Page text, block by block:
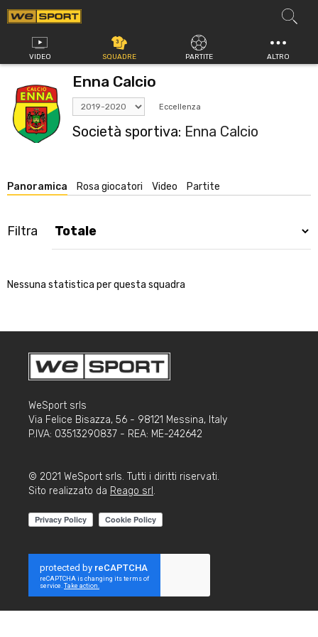
Vai
al
contenuto
VIDEO SQUADRE PARTITE ALTRO
Enna Calcio
Eccellenza
Società sportiva: Enna Calcio
Panoramica Rosa giocatori Video Partite
Filtra
Nessuna statistica per questa squadra
WeSport srls
Via Felice Bisazza, 56 - 98121 Messina, Italy
P.IVA: 03513290837 - REA: ME-242642
© 2021 WeSport srls. Tutti i diritti riservati.
Sito realizzato da Reago srl .